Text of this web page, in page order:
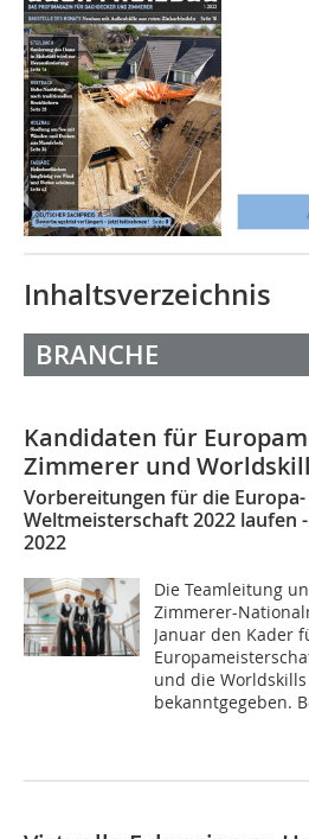
Inhaltsverzeichnis
BRANCHE
Kandidaten für
Zimmerer und
Vorbereitungen für die
Weltmeisterschaft 2022 laufen
2022
Die Teamleitung
Zimmerer-
Januar den Kader
und die
bekanntgegeben.